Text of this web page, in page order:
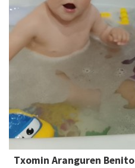
Txomin Aranguren Benito